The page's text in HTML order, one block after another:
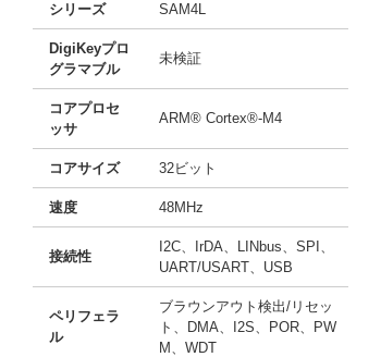
シリーズ SAM4L
DigiKeyプロ
グラマブル
未検証
コアプロセ
ッサ
ARM® Cortex®-M4
コアサイズ 32ビット
速度 48MHz
接続性
I2C、IrDA、LINbus、SPI、
UART/USART、USB
ペリフェラ
ル
ブラウンアウト検出/リセッ
ト、DMA、I2S、POR、PW
M、WDT